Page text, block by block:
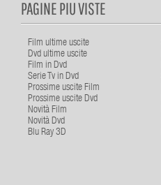
PAGINE PIU VISTE
Film ultime uscite
Dvd ultime uscite
Film in Dvd
Serie Tv in Dvd
Prossime uscite Film
Prossime uscite Dvd
Novità Film
Novità Dvd
Blu Ray 3D